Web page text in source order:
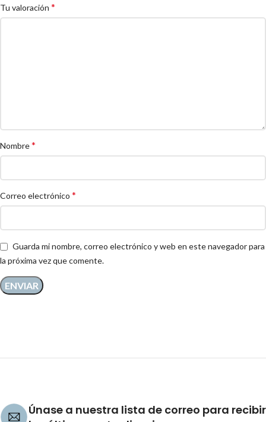
Tu valoración *
Nombre*
Correo electrónico *
Guarda mi nombre, correo electrónico y web en este navegador para
la próxima vez que comente.
Únase a nuestra lista de correo para recibir